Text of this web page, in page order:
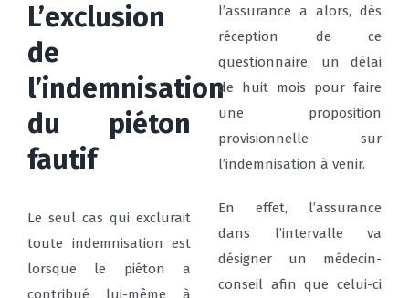
L’exclusion
de
l’indemnisation
du piéton
fautif
Le seul cas qui exclurait
toute indemnisation est
lorsque le piéton a
contribué lui-même à
l’assurance a alors, dès
réception de ce
questionnaire, un délai
de huit mois pour faire
une proposition
provisionnelle sur
l’indemnisation à venir.
En effet, l’assurance
dans l’intervalle va
désigner un médecin-
conseil afin que celui-ci